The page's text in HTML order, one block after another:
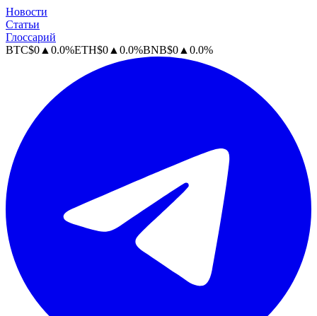
Новости
Статьи
Глоссарий
BTC$0 ▲ 0.0%ETH$0 ▲ 0.0%BNB$0 ▲ 0.0%